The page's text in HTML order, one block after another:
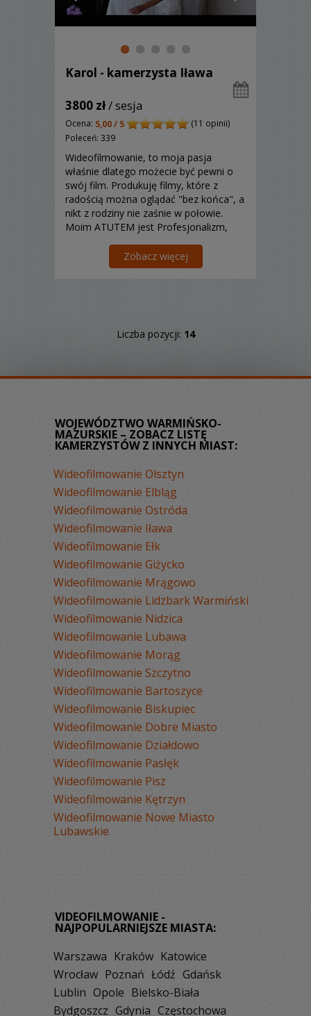
Karol - kamerzysta Iława
3800 zł/ sesja
Ocena: 5,00 / 5
(11 opinii)
Poleceń: 339
Wideofilmowanie, to moja pasja
właśnie dlatego możecie być pewni o
swój film. Produkuję filmy, które z
radością można oglądać "bez końca", a
nikt z rodziny nie zaśnie w połowie.
Moim ATUTEM jest Profesjonalizm,
Doświadczenie! Zapraszam ;)
Zobacz więcej
Liczba pozycji: 14
WOJEWÓDZTWO WARMIŃSKO-
MAZURSKIE – ZOBACZ LISTĘ
KAMERZYSTÓW Z INNYCH MIAST:
Wideofilmowanie Olsztyn
Wideofilmowanie Elbląg
Wideofilmowanie Ostróda
Wideofilmowanie Iława
Wideofilmowanie Ełk
Wideofilmowanie Giżycko
Wideofilmowanie Mrągowo
Wideofilmowanie Lidzbark Warmiński
Wideofilmowanie Nidzica
Wideofilmowanie Lubawa
Wideofilmowanie Morąg
Wideofilmowanie Szczytno
Wideofilmowanie Bartoszyce
Wideofilmowanie Biskupiec
Wideofilmowanie Dobre Miasto
Wideofilmowanie Działdowo
Wideofilmowanie Pasłęk
Wideofilmowanie Pisz
Wideofilmowanie Kętrzyn
Wideofilmowanie Nowe Miasto
Lubawskie
VIDEOFILMOWANIE -
NAJPOPULARNIEJSZE MIASTA:
Warszawa Kraków Katowice
Wrocław Poznań Łódź Gdańsk
Lublin Opole Bielsko-Biała
Bydgoszcz Gdynia Częstochowa